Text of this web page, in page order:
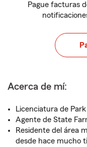
Pague facturas
Acerca de mí:
Licenciatura de
Agente de State
Residente del área
desde hace mucho